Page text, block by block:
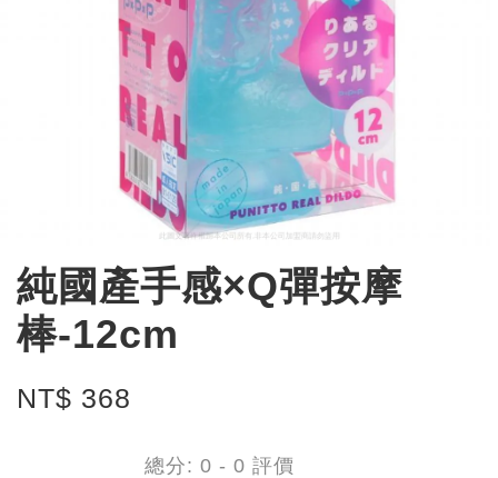
純國產手感×Q彈按摩
棒-12cm
NT$ 368
總分: 0 - 0 評價